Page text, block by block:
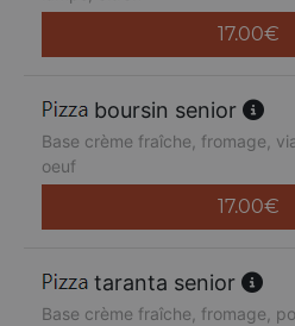
17.00€
boursin senior
Base crème fraîche, fromage,
oeuf
17.00€
taranta senior
Base crème fraîche, fromage,